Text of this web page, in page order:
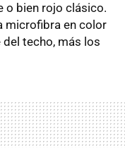
o bien rojo clásico.
microfibra en color
techo, más los